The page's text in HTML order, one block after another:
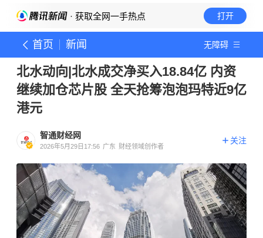
· 获取全网一手热点 打开
首页 新闻 无障碍
北水动向|北水成交净买入18.84亿 内资
继续加仓芯片股 全天抢筹泡泡玛特近9亿
港元
智通财经网
2026年5月29日17:56 广东 财经领域创作者
关注